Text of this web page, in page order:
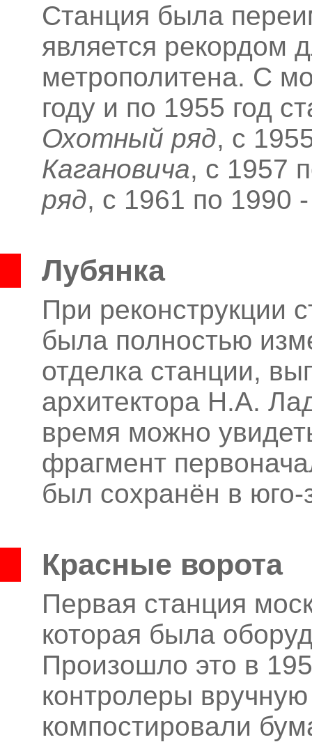
Станция была
является рекордом
метрополитена. С
году и по 1955 год
Охотный ряд, с
Кагановича, с 1957
ряд, с 1961 по 1990
Лубянка
При реконструкции
была полностью
отделка станции,
архитектора Н.А.
время можно
фрагмент
был сохранён в
Красные ворота
Первая станция
которая была
Произошло это в
контролеры
компостировали